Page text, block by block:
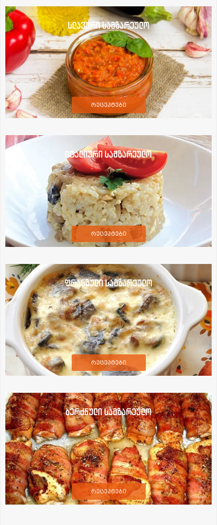
სლავური სამზარეულო
რეცეპტები
იტალიური სამზარეულო
რეცეპტები
ფრანგული სამზარეულო
რეცეპტები
ბერძნული სამზარეულო
რეცეპტები